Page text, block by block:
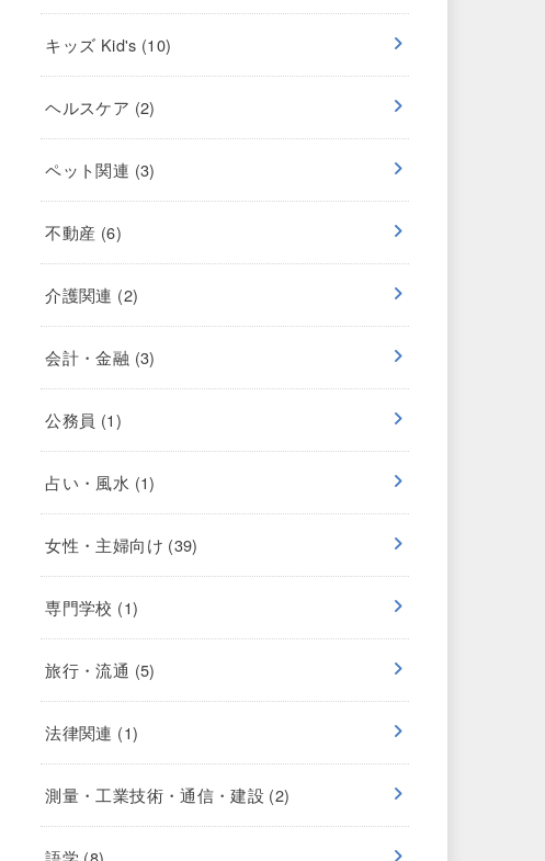
キッズ Kid's (10)
ヘルスケア (2)
ペット関連 (3)
不動産 (6)
介護関連 (2)
会計・金融 (3)
公務員 (1)
占い・風水 (1)
女性・主婦向け (39)
専門学校 (1)
旅行・流通 (5)
法律関連 (1)
測量・工業技術・通信・建設 (2)